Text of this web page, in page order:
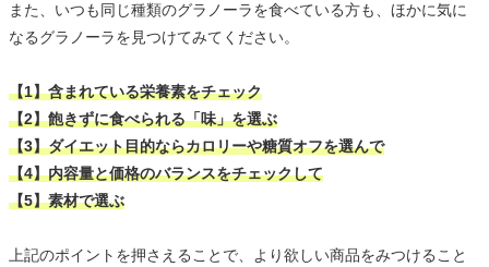
また、いつも同じ種類のグラノーラを食べている方も、ほかに気に
なるグラノーラを見つけてみてください。
【1】含まれている栄養素をチェック
【2】飽きずに食べられる「味」を選ぶ
【3】ダイエット目的ならカロリーや糖質オフを選んで
【4】内容量と価格のバランスをチェックして
【5】素材で選ぶ
上記のポイントを押さえることで、より欲しい商品をみつけること